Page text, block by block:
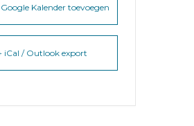
Kalender toevoegen
iCal / Outlook export